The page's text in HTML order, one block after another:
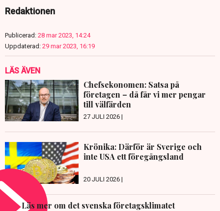
Redaktionen
Publicerad: 28 mar 2023, 14:24
Uppdaterad: 29 mar 2023, 16:19
LÄS ÄVEN
Chefsekonomen: Satsa på
företagen – då får vi mer pengar
till välfärden
27 JULI 2026 |
Krönika: Därför är Sverige och
inte USA ett föregångsland
20 JULI 2026 |
Läs mer om det svenska företagsklimatet